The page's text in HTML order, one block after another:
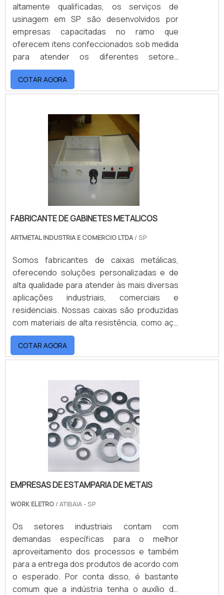
altamente qualificadas, os serviços de
usinagem em SP são desenvolvidos por
empresas capacitadas no ramo que
oferecem itens confeccionados sob medida
para atender os diferentes setores
industriais, principalmente. A possibilidade de
obter peças em medidas específicas é um
dos maiores benefícios encontrados na
perfeito para que se adequem
completamente aos usos.Matérias-primas
utilizadas na usinagem Alumínio; Aço; Cobre;
COTAR AGORA
FABRICANTE DE GABINETES METALICOS
ARTMETAL INDUSTRIA E COMERCIO LTDA/ SP
Somos fabricantes de caixas metálicas,
oferecendo soluções personalizadas e de
alta qualidade para atender às mais diversas
aplicações industriais, comerciais e
residenciais. Nossas caixas são produzidas
com materiais de alta resistência, como aço
carbono, aço inoxidável e alumínio**,
garantindo durabilidade, proteção e
segurança para os mais variados usos.
COTAR AGORA
EMPRESAS DE ESTAMPARIA DE METAIS
WORK ELETRO / ATIBAIA - SP
Os setores industriais contam com
demandas específicas para o melhor
aproveitamento dos processos e também
para a entrega dos produtos de acordo com
o esperado. Por conta disso, é bastante
comum que a indústria tenha o auxílio de